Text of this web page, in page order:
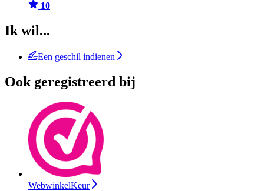
10
Ik wil...
Een geschil indienen
Ook geregistreerd bij
WebwinkelKeur